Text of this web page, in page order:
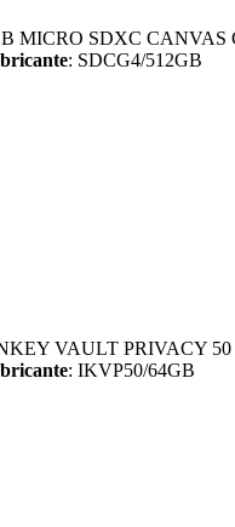
MICRO SDXC CANVAS
: SDCG4/512GB
VAULT PRIVACY 50
: IKVP50/64GB